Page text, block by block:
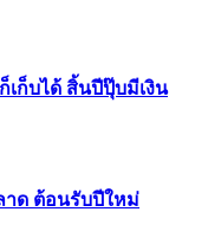
เก็บได้ สิ้นปีปุ๊บมีเงิน
าด ต้อนรับปีใหม่